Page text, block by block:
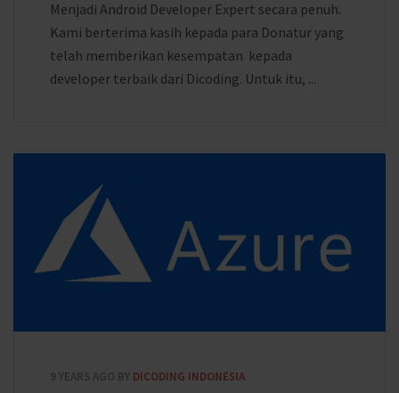
Menjadi Android Developer Expert secara penuh.
Kami berterima kasih kepada para Donatur yang
telah memberikan kesempatan kepada
developer terbaik dari Dicoding. Untuk itu, ...
9 YEARS AGO BY DICODING INDONESIA